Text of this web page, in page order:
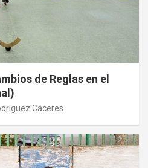
de Reglas en el
Cáceres